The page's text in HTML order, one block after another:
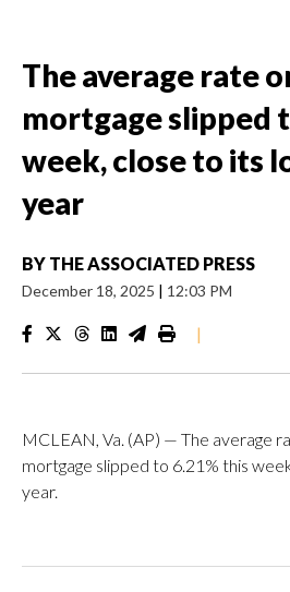
The average rate
mortgage slipped
week, close to its
year
BY THE ASSOCIATED PRESS
December 18, 2025 | 12:03 PM
|
MCLEAN, Va. (AP) — The average
mortgage slipped to 6.21% this
year.